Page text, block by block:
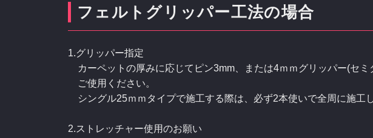
フェルトグリッパー工法の場合
1.グリッパー指定
カーペットの厚みに応じてピン3mm、または4ｍｍグリッパー(セミ
ご使用ください。
シングル25ｍｍタイプで施工する際は、必ず2本使いで全周に施工
2.ストレッチャー使用のお願い